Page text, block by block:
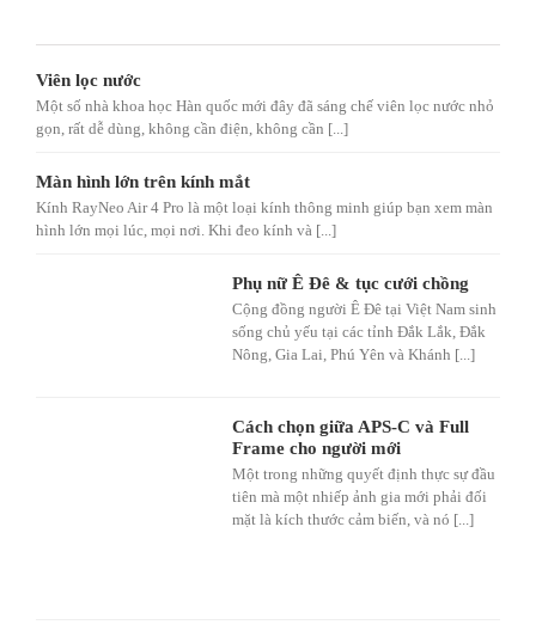
Viên lọc nước
Một số nhà khoa học Hàn quốc mới đây đã sáng chế viên lọc nước nhỏ
gọn, rất dễ dùng, không cần điện, không cần [...]
Màn hình lớn trên kính mắt
Kính RayNeo Air 4 Pro là một loại kính thông minh giúp bạn xem màn
hình lớn mọi lúc, mọi nơi. Khi đeo kính và [...]
Phụ nữ Ê Đê & tục cưới chồng
Cộng đồng người Ê Đê tại Việt Nam sinh
sống chủ yếu tại các tỉnh Đắk Lắk, Đắk
Nông, Gia Lai, Phú Yên và Khánh [...]
Cách chọn giữa APS-C và Full
Frame cho người mới
Một trong những quyết định thực sự đầu
tiên mà một nhiếp ảnh gia mới phải đối
mặt là kích thước cảm biến, và nó [...]